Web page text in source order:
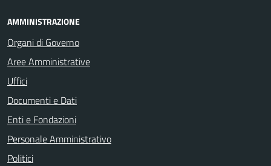
AMMINISTRAZIONE
Organi di Governo
Aree Amministrative
Uffici
Documenti e Dati
Enti e Fondazioni
Personale Amministrativo
Politici